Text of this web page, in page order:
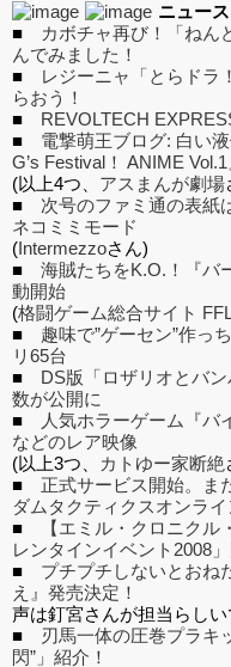
ニュー
■
カボチャ再び！「ねん
んでみました！
■
レジーニャ「とらドラ
らおう！
■ REVOLTECH
■ 電撃萌王ブログ: 白い
G’s Festival！ ANIME
(以上4つ、 アスまんが劇場
■ 次号のファミ通の表
ネコミミモード
(Intermezzoさん)
■ 海賊たちをK.O.！『バ
動開始
(格闘ゲーム総合サイト
■ 趣味で”ゲーセン”作っ
リ65台
■ DS版「ロザリオとバ
数が公開に
■
人気ホラーゲーム『バ
などのレア映像
(以上3つ、
カトゆー家断絶
■ 正式サービス開始。ま
ダムタクティクスオンライ
■
【エミル・クロニク
レンタインイベント2008」
■ プチプチしないとおね
え』発売決定！
声は釘宮さんが担当らしい
■
刃馬一体の圧巻プラキ
閃”」紹介！